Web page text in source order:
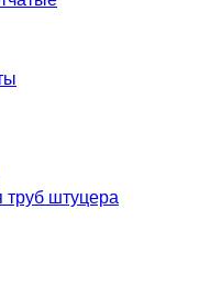
труб штуцера